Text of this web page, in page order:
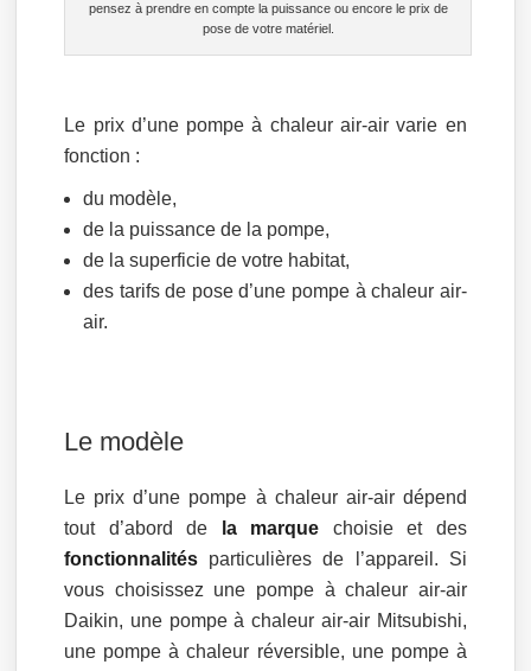
pensez à prendre en compte la puissance ou encore le prix de
pose de votre matériel.
Le prix d’une pompe à chaleur air-air varie en
fonction :
du modèle,
de la puissance de la pompe,
de la superficie de votre habitat,
des tarifs de pose d’une pompe à chaleur air-
air.
Le modèle
Le prix d’une pompe à chaleur air-air dépend
tout d’abord de
la marque choisie et des
fonctionnalités particulières de l’appareil. Si
vous choisissez une pompe à chaleur air-air
Daikin, une pompe à chaleur air-air Mitsubishi,
une pompe à chaleur réversible, une pompe à